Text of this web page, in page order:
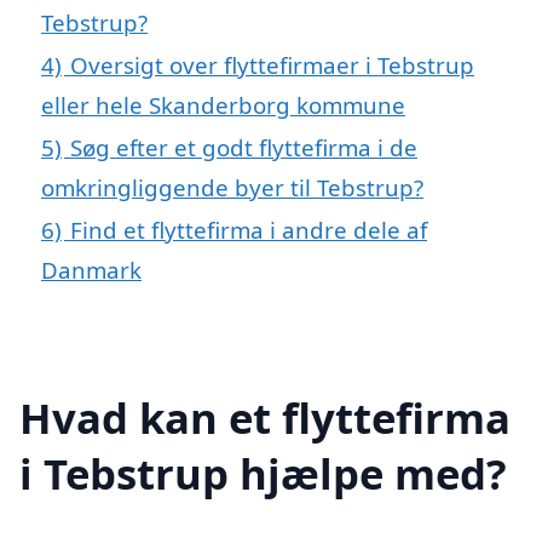
Tebstrup?
4) Oversigt over flyttefirmaer i Tebstrup
eller hele Skanderborg kommune
5) Søg efter et godt flyttefirma i de
omkringliggende byer til Tebstrup?
6) Find et flyttefirma i andre dele af
Danmark
Hvad kan et flyttefirma
i Tebstrup hjælpe med?